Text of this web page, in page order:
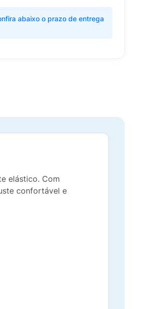
abaixo o prazo de entrega
elástico. Com
confortável e